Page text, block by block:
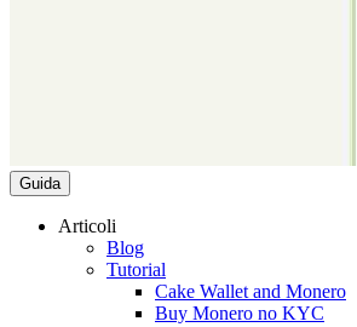
Guida
Articoli
Blog
Tutorial
Cake Wallet and Monero
Buy Monero no KYC